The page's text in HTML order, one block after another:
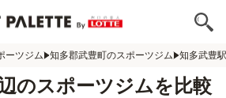
ーツジム 知多郡武豊町のスポーツジム 知多武豊
のスポーツジムを比較